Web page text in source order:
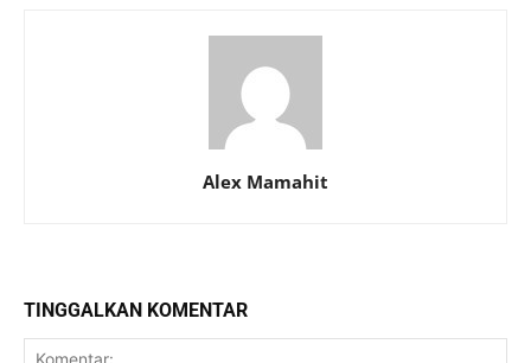
Alex Mamahit
TINGGALKAN KOMENTAR